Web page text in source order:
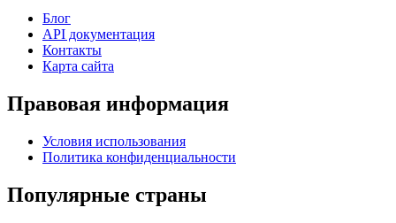
Блог
API документация
Контакты
Карта сайта
Правовая информация
Условия использования
Политика конфиденциальности
Популярные страны